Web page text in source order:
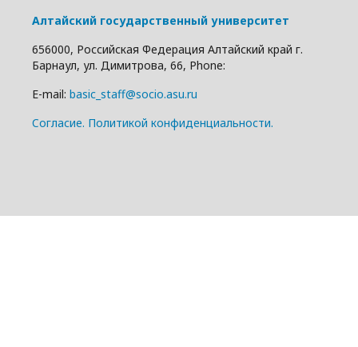
Алтайский государственный университет
656000, Российская Федерация Алтайский край г.
Барнаул, ул. Димитрова, 66, Phone:
E-mail: basic_staff@socio.asu.ru
Cогласие. Политикой конфиденциальности.